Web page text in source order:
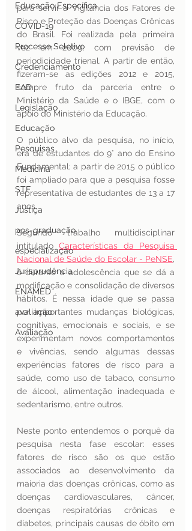
Educação Específica
COVID-19
Processo Seletivo
Credenciamento
EAD
Legislação
Educação
Pesquisas
Medicina
STF
Justiça
pos-graduação
especialização
Jurisprudência
ENAMED
avaliação
Avaliação
para servir à Vigilância dos Fatores de
Risco e Proteção das Doenças Crônicas
do Brasil. Foi realizada pela primeira
vez em 2009, com previsão de
periodicidade trienal. A partir de então,
fizeram-se as edições 2012 e 2015,
sempre fruto da parceria entre o
Ministério da Saúde e o IBGE, com o
apoio do Ministério da Educação.
O público alvo da pesquisa, no início,
era de estudantes do 9° ano do Ensino
Fundamental; a partir de 2015 o público
foi ampliado para que a pesquisa fosse
representativa de estudantes de 13 a 17
anos.
Segundo trabalho multidisciplinar
intitulado Características da Pesquisa
Nacional de Saúde do Escolar - PeNSE,
é durante a adolescência que se dá a
modificação e consolidação de diversos
hábitos. É nessa idade que se passa
por importantes mudanças biológicas,
cognitivas, emocionais e sociais, e se
experimentam novos comportamentos
e vivências, sendo algumas dessas
experiências fatores de risco para a
saúde, como uso de tabaco, consumo
de álcool, alimentação inadequada e
sedentarismo, entre outros.
Neste ponto entendemos o porquê da
pesquisa nesta fase escolar: esses
fatores de risco são os que estão
associados ao desenvolvimento da
maioria das doenças crônicas, como as
doenças cardiovasculares, câncer,
doenças respiratórias crônicas e
diabetes, principais causas de óbito em